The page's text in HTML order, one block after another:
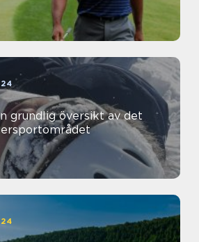
grundlig översikt av det